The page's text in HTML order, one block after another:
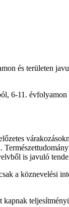
és területen
6-11. évfolyamon
is javuló
a köznevelési
kapnak